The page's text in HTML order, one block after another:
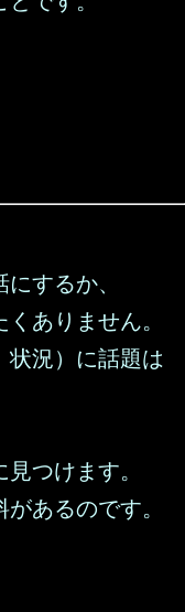
するか、
ありません。
状況）に話題は
つけます。
あるのです。